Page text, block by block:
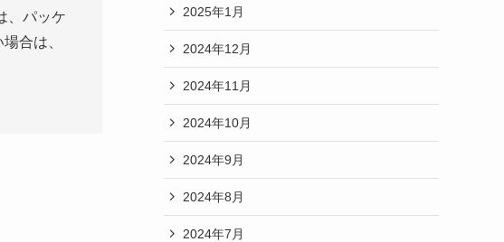
、パッケ
合は、
2025年1月
2024年12月
2024年11月
2024年10月
2024年9月
2024年8月
2024年7月